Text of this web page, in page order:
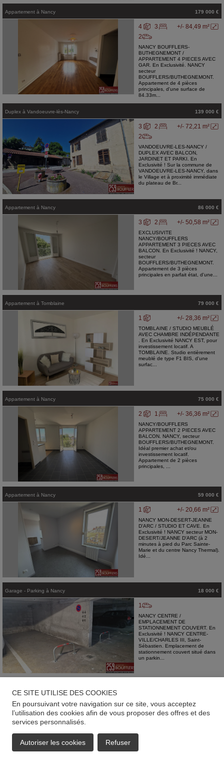
Appartement à Nancy 179 000 €
+/- 84,49 m²
4
3
2
NANCY BOUFFLERS-
BUTHEGNEMONT /
APPARTEMENT 4 PIECES AVEC
GAR. En Exclusivité. NANCY
secteur
BOUFFLERS/BUTHEGNEMONT.
Appartement de 4 pièces
principales, d'une surface de
84.33m...
Duplex à Vandoeuvre-lès-Nancy 139 000 €
+/- 72,21 m²
3
2
2
VANDOEUVRE-LES-NANCY /
DUPLEX AVEC BALCON,
JARDINET ET PARKI. En
Exclusivité ! Sur la commune de
VANDOEUVRE-LES-NANCY, dans
le Village et à proximité immédiate
du plateau de Br...
Appartement à Nancy 86 000 €
+/- 50,58 m²
3 2
EXCLUSIVITE
NANCY/BOUFFLERS
APPARTEMENT 3 PIECES AVEC
BALCON. En Exclusivité ! NANCY,
secteur
BOUFFLERS/BUTHEGNEMONT.
Appartement de 3 pièces
principales en parfait état, d'une...
Appartement à Tomblaine 79 000 €
+/- 28,36 m²
1
TOMBLAINE / STUDIO MEUBLÉ
AVEC CHAMBRE INDÉPENDANTE
. En Exclusivité NANCY EST, pour
investissement locatif. A
TOMBLAINE. Studio entièrement
meublé de type F1 BIS, d'une
surfac...
Appartement à Nancy 75 000 €
+/- 36,36 m²
2 1
NANCY/BOUFFLERS
APPARTEMENT 2 PIECES AVEC
BALCON. NANCY, secteur
BOUFFLERS/BUTHEGNEMONT.
Idéal premier achat et/ou
investissement locatif.
Appartement de 2 pièces
principales, ...
Appartement à Nancy 59 000 €
+/- 20,66 m²
1
NANCY MON-DESERT-JEANNE
D'ARC / STUDIO ET CAVE. En
Exclusivité ! NANCY secteur MON-
DESERT/JEANNE D'ARC (à 2
minutes à pied du Parc Sainte-
Marie et du centre Nancy Thermal).
Idé...
Garage - Parking à Nancy 18 000 €
1
NANCY CENTRE /
EMPLACEMENT DE
STATIONNEMENT COUVERT. En
Exclusivité ! NANCY CENTRE-
VILLE/CHARLES III, Saint-
Sébastien. Emplacement de
stationnement couvert situé dans
un parkin...
LAXOU LIMITE NANCY /
EMPLACEMENT DE
STATIONNEMENT. En Exclusivité !
CE SITE UTILISE DES COOKIES
En poursuivant votre navigation sur ce site, vous acceptez
l’utilisation des cookies afin de vous proposer des offres et des
services personnalisés.
Autoriser les cookies Refuser